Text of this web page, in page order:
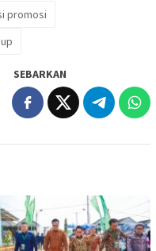
promosi
SEBARKAN